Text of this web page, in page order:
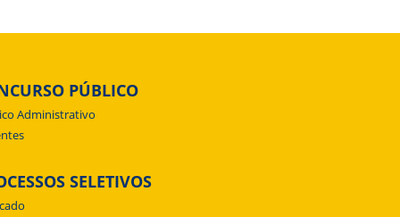
PÚBLICO
Administrativo
SELETIVOS